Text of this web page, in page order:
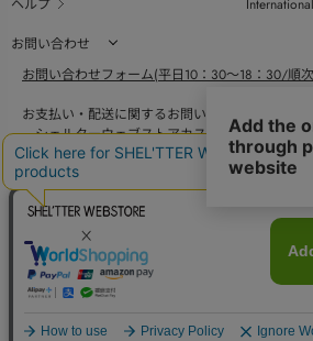
ヘルプ
お問い合わせ
お問い合わせフォーム(平日10：30～18：30/順
お支払い・配送に関するお問い合わせ（平日10：
シェルターウェブストアカスタマーセンター
0800-123-6820
商品の素材、サイズ、仕様等に関するお問い合せ
バロックジャパンリミテッドコールセンター
03-6730-9191
BAROQUE JAPAN LIMITED
採用情報